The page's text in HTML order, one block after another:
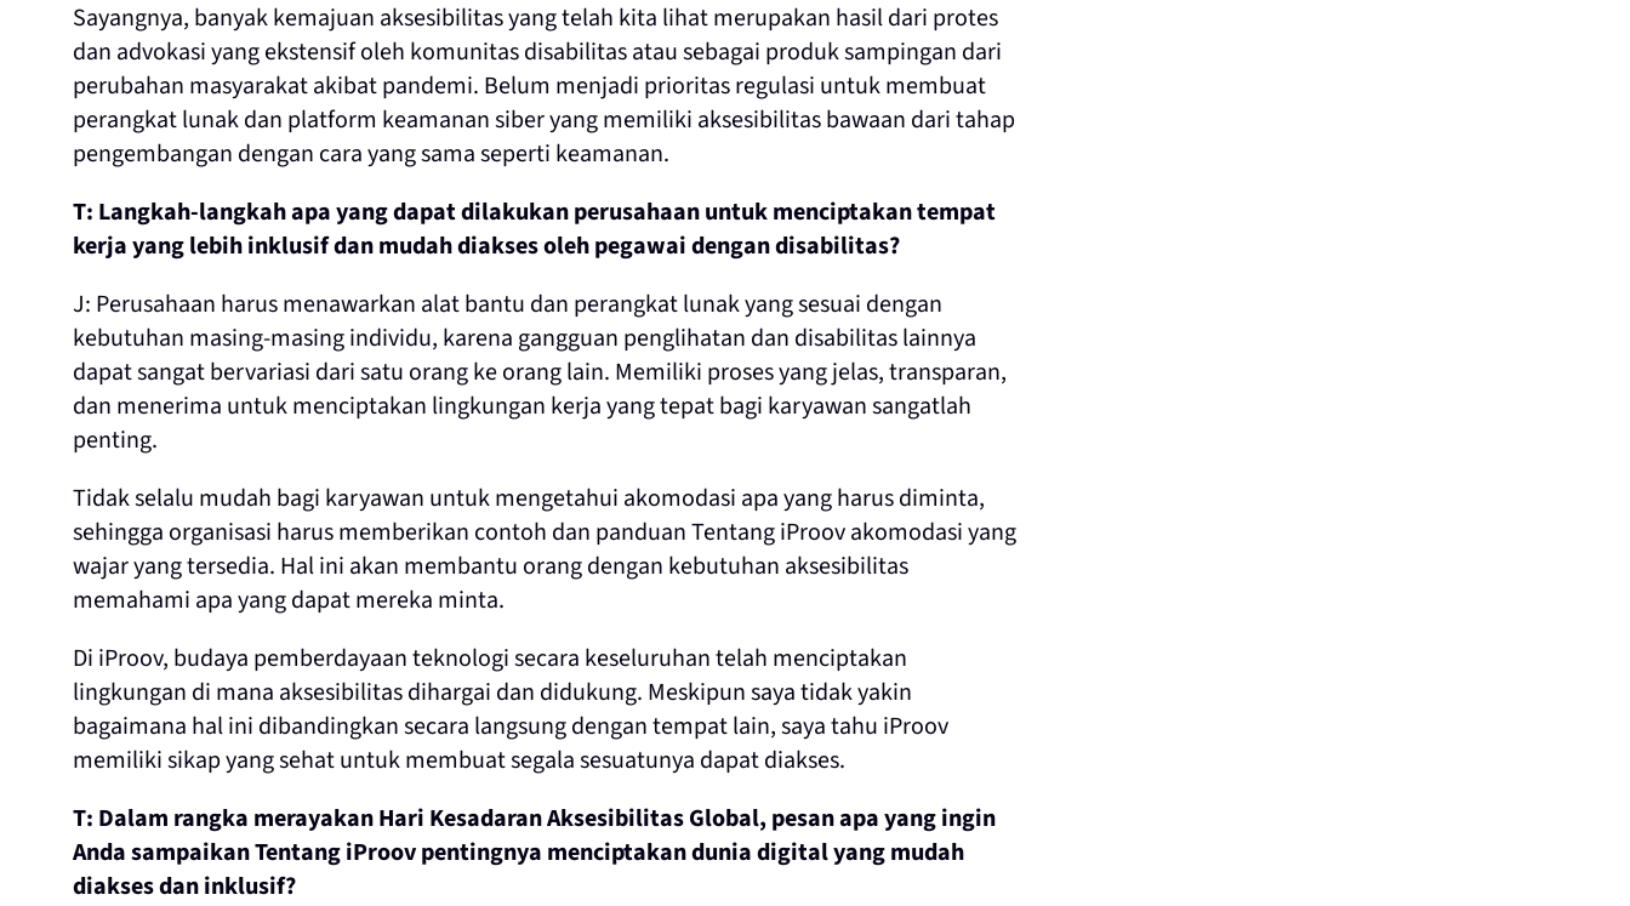
Sayangnya, banyak kemajuan aksesibilitas yang telah kita lihat merupakan hasil dari protes
dan advokasi yang ekstensif oleh komunitas disabilitas atau sebagai produk sampingan dari
perubahan masyarakat akibat pandemi. Belum menjadi prioritas regulasi untuk membuat
perangkat lunak dan platform keamanan siber yang memiliki aksesibilitas bawaan dari tahap
pengembangan dengan cara yang sama seperti keamanan.
T: Langkah-langkah apa yang dapat dilakukan perusahaan untuk menciptakan tempat
kerja yang lebih inklusif dan mudah diakses oleh pegawai dengan disabilitas?
J: Perusahaan harus menawarkan alat bantu dan perangkat lunak yang sesuai dengan
kebutuhan masing-masing individu, karena gangguan penglihatan dan disabilitas lainnya
dapat sangat bervariasi dari satu orang ke orang lain. Memiliki proses yang jelas, transparan,
dan menerima untuk menciptakan lingkungan kerja yang tepat bagi karyawan sangatlah
penting.
Tidak selalu mudah bagi karyawan untuk mengetahui akomodasi apa yang harus diminta,
sehingga organisasi harus memberikan contoh dan panduan Tentang iProov akomodasi yang
wajar yang tersedia. Hal ini akan membantu orang dengan kebutuhan aksesibilitas
memahami apa yang dapat mereka minta.
Di iProov, budaya pemberdayaan teknologi secara keseluruhan telah menciptakan
lingkungan di mana aksesibilitas dihargai dan didukung. Meskipun saya tidak yakin
bagaimana hal ini dibandingkan secara langsung dengan tempat lain, saya tahu iProov
memiliki sikap yang sehat untuk membuat segala sesuatunya dapat diakses.
T: Dalam rangka merayakan Hari Kesadaran Aksesibilitas Global, pesan apa yang ingin
Anda sampaikan Tentang iProov pentingnya menciptakan dunia digital yang mudah
diakses dan inklusif?